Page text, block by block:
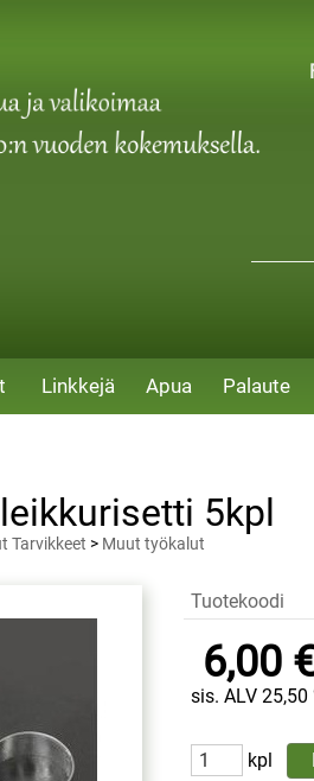
Linkkejä Apua Palaute
5kpl
Tarvikkeet > Muut työkalut
Tuotekoodi
6,00
sis. ALV 25,50
kpl